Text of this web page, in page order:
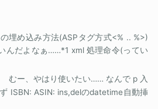
埋め込み方法(ASPタグ方式<% .. %>)
んだよなぁ……*1 xml 処理命令(ってい
むー、やはり使いたい…… なんで p 入
ISBN: ASIN: ins,delのdatetime自動挿